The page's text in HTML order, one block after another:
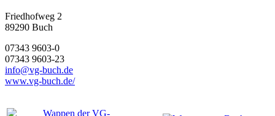
Friedhofweg 2
89290 Buch
07343 9603-0
07343 9603-23
info@vg-buch.de
www.vg-buch.de/